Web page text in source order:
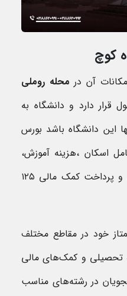
کوچ
آن در محله روملی
قرار دارد و دانشگاه به
این دانشگاه باشد بورس
اسکان ،هزینه آموزش،
تغذیه و ایاب و ذهاب رایگان و پرداخت کمک مالی ۱۲۵
خود در مقاطع مختلف
تحصیلی و کمک‌های مالی
در رشته‌های مناسب